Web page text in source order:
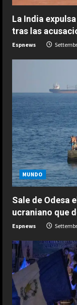
n
g
La India
tras las
Espnews
MUNDO
Sale de Odesa
ucraniano que
Espnews
2
3
4
1